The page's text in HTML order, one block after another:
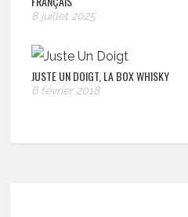
8 juillet 2025
JUSTE UN DOIGT, LA BOX WHISKY
6 février 2018